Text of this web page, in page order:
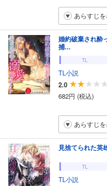
あらすじ
婚約破棄され酔
捕...
TL
TL小説
2.0
682円 (税込)
あらすじ
見捨てられた英
TL
TL小説